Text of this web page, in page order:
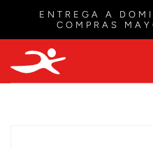
ENTREGA A
COMPRAS